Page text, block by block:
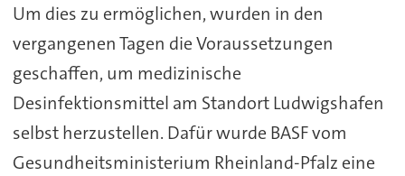
Um dies zu ermöglichen, wurden in den
vergangenen Tagen die Voraussetzungen
geschaffen, um medizinische
Desinfektionsmittel am Standort Ludwigshafen
selbst herzustellen. Dafür wurde BASF vom
Gesundheitsministerium Rheinland-Pfalz eine